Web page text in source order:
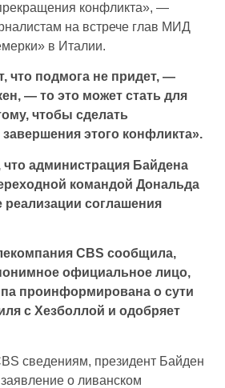
конфликта», —
на встрече глав МИД
в Италии.
что подмога не придет, —
— то это может стать для
чтобы сделать
этого конфликта».
что администрация Байдена
командой Дональда
реализации соглашения
CBS сообщила,
официальное лицо,
проинформирована о сути
с Хезболлой и одобряет
сведениям, президент Байден
о ливанском